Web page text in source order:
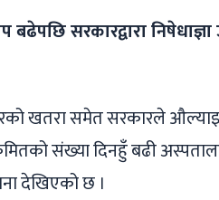
सरकारद्वारा
खतरा समेत सरकारले
संख्या दिनहुँ बढी
देखिएको छ ।